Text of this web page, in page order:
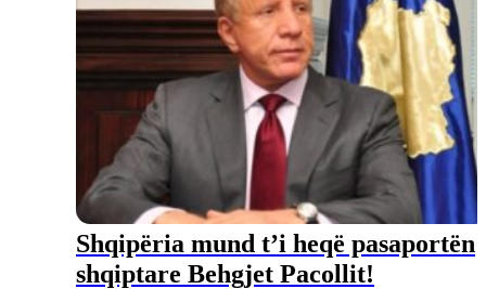
Shqipëria mund t’i heqë pasaportën
shqiptare Behgjet Pacollit!